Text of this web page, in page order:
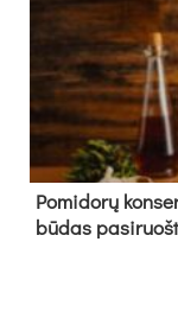
Pomidorų
būdas